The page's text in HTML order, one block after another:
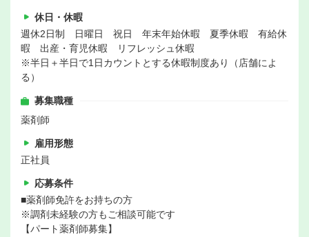
休日・休暇
週休2日制 日曜日 祝日 年末年始休暇 夏季休暇 有給休
暇 出産・育児休暇 リフレッシュ休暇
※半日＋半日で1日カウントとする休暇制度あり（店舗によ
る）
募集職種
薬剤師
雇用形態
正社員
応募条件
■薬剤師免許をお持ちの方
※調剤未経験の方もご相談可能です
【パート薬剤師募集】